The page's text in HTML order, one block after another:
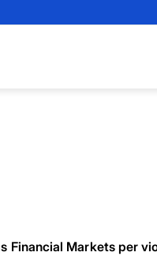
Financial Markets per